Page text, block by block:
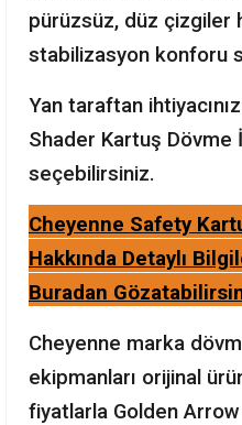
pürüzsüz, düz çizgiler
stabilizasyon konforu
Yan taraftan
Shader Kartuş Dövme
seçebilirsiniz.
Cheyenne Safety
Hakkında Detaylı
Buradan
Cheyenne marka
ekipmanları orijinal
fiyatlarla Golden